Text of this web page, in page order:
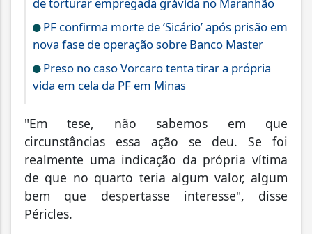
de torturar empregada grávida no Maranhão
PF confirma morte de ‘Sicário’ após prisão em
nova fase de operação sobre Banco Master
Preso no caso Vorcaro tenta tirar a própria
vida em cela da PF em Minas
"Em tese, não sabemos em que
circunstâncias essa ação se deu. Se foi
realmente uma indicação da própria vítima
de que no quarto teria algum valor, algum
bem que despertasse interesse", disse
Péricles.